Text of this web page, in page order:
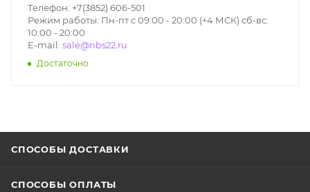
Телефон: +7(3852) 606-501
Режим работы: Пн-пт с 09:00 - 20:00 (+4 МСК) сб-вс:
10:00 - 20:00
E-mail: sale@nbs22.ru
Достаточно
СПОСОБЫ ДОСТАВКИ
СПОСОБЫ ОПЛАТЫ